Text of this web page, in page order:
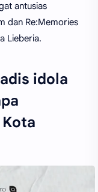
antusias
dan Re:Memories
Lieberia.
idola